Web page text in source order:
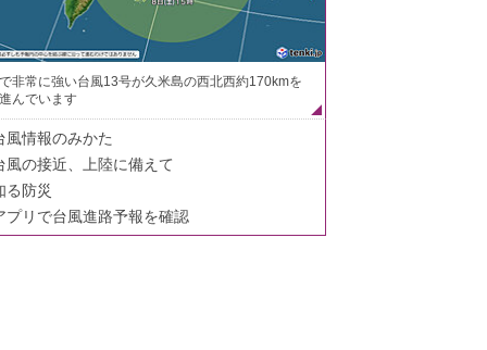
非常に強い台風13号が久米島の西北西約170kmを
んでいます
風情報のみかた
風の接近、上陸に備えて
る防災
プリで台風進路予報を確認